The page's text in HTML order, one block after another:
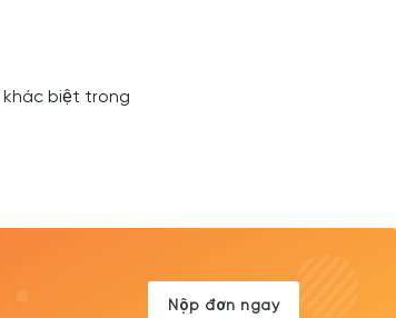
khác biệt trong
Nộp đơn ngay